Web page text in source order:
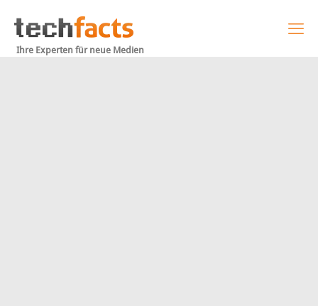
Ihre Experten für neue Medien